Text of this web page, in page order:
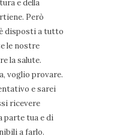
e della
Però
disposti a tutto
le nostre
la salute.
voglio provare.
e sarei
ricevere
parte tua e di
a farlo.